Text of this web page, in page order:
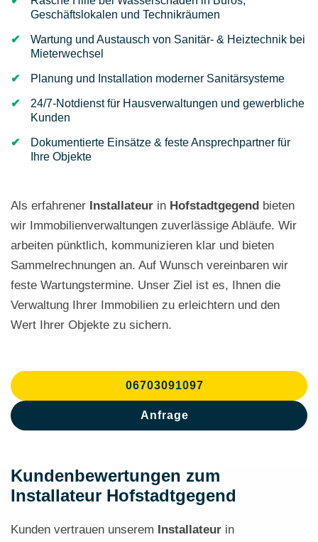
Geschäftslokalen und Technikräumen
Wartung und Austausch von Sanitär- & Heiztechnik bei
Mieterwechsel
Planung und Installation moderner Sanitärsysteme
24/7-Notdienst für Hausverwaltungen und gewerbliche
Kunden
Dokumentierte Einsätze & feste Ansprechpartner für
Ihre Objekte
Als erfahrener Installateur in Hofstadtgegend bieten
wir Immobilienverwaltungen zuverlässige Abläufe. Wir
arbeiten pünktlich, kommunizieren klar und bieten
Sammelrechnungen an. Auf Wunsch vereinbaren wir
feste Wartungstermine. Unser Ziel ist es, Ihnen die
Verwaltung Ihrer Immobilien zu erleichtern und den
Wert Ihrer Objekte zu sichern.
06703091097
Anfrage
Kundenbewertungen zum
Installateur Hofstadtgegend
Kunden vertrauen unserem Installateur in